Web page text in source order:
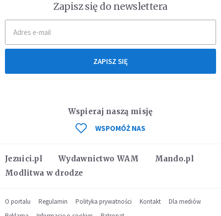
Zapisz się do newslettera
ZAPISZ SIĘ
Jezuici.pl Wydawnictwo WAM
Mando.pl
Modlitwa w drodze
Wspieraj naszą misję
WSPOMÓŻ NAS
O portalu Regulamin Polityka prywatności Kontakt
Dla mediów